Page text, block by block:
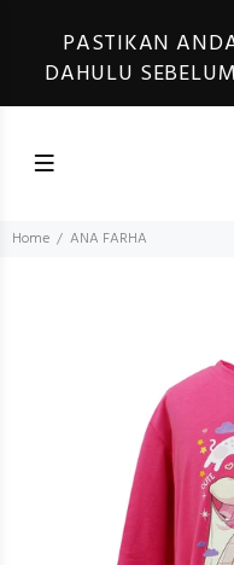
PASTIKAN
DAHULU
Home ANA FARHA